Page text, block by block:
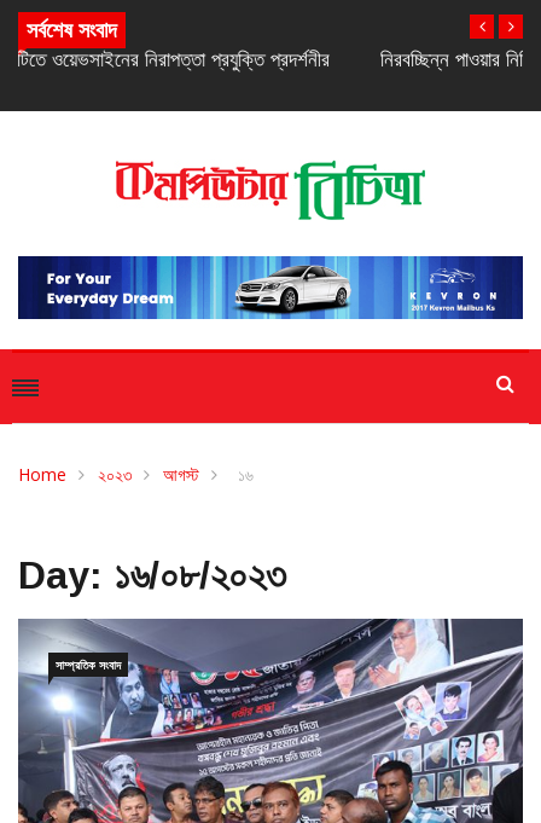
সর্বশেষ সংবাদ
নিরবচ্ছিন্ন পাওয়ার নিশ্চিতে রিয়েলমির নতুন সি-সিরিজ স্মার্টফোন
Day: ১৬/০৮/২০২৩
সাম্প্রতিক সংবাদ